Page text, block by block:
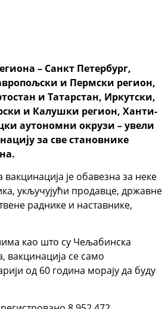
– Санкт Петербург,
и Пермски регион,
и Татарстан, Иркутски,
и Калушки регион, Ханти-
аутономни окрузи – увели
за све становнике
је обавезна за неке
укључујући продавце, државне
раднике и наставнике,
као што су Чељабинска
вакцинација се само
од 60 година морају да буду